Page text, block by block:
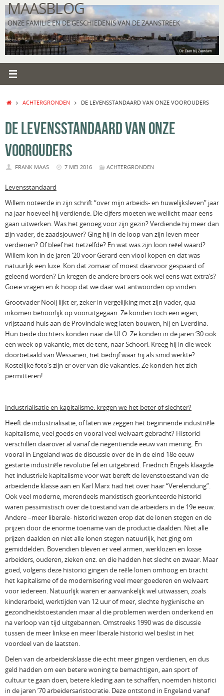
Ga
naar
de
inhoud
MAASBLOG
ONZE FAMILIE EN DE GESCHIEDENIS VAN DE ZAANSTREEK
HOMEACHTERGRONDEN DE LEVENSSTANDAARD VAN ONZE VOOROUDERS
DE LEVENSSTANDAARD VAN ONZE
VOOROUDERS
FRANK MAAS 7 MEI 2016 ACHTERGRONDEN
Levensstandaard
Willem noteerde in zijn schrift “over mijn arbeids- en huwelijksleven” jaar
na jaar hoeveel hij verdiende. Die cijfers moeten we wellicht maar eens
gaan uitwerken. Was het genoeg voor zijn gezin? Verdiende hij meer dan
zijn vader, de zaadsjouwer? Ging hij in de loop van zijn leven meer
verdienen? Of bleef het hetzelfde? En wat was zijn loon reëel waard?
Willem kon in de jaren ’20 voor Gerard een viool kopen en dat was
natuurlijk een luxe. Kon dat zomaar of moest daarvoor gespaard of
geleend worden? En kregen de andere broers ook wel eens wat extra’s?
Goeie vragen en ik hoop dat we daar wat antwoorden op vinden.
Grootvader Nooij lijkt er, zeker in vergelijking met zijn vader, qua
inkomen behoorlijk op vooruitgegaan. Ze konden toch een eigen,
vrijstaand huis aan de Provinciale weg laten bouwen, hij en Everdina.
Hun beide dochters konden naar de ULO. Ze konden in de jaren ‘30 ook
een week op vakantie, met de tent, naar Schoorl. Kreeg hij in die week
doorbetaald van Wessanen, het bedrijf waar hij als smid werkte?
Kostelijke foto’s zijn er over van die vakanties. Ze konden het zich
permitteren!
Industrialisatie en kapitalisme: kregen we het beter of slechter?
Heeft de industrialisatie, of laten we zeggen het beginnende industriële
kapitalisme, veel goeds en vooral veel welvaart gebracht? Historici
verschillen daarover al vanaf de negentiende eeuw van mening. En
vooral in Engeland was de discussie over de in de eind 18e eeuw
gestarte industriële revolutie fel en uitgebreid. Friedrich Engels klaagde
het industriële kapitalisme voor wat bereft de levenstoestand van de
arbeidende klasse aan en Karl Marx had het over haar “Verelendung”.
Ook veel moderne, merendeels marxistisch georiënteerde historici
waren pessimistisch over de toestand van de arbeiders in de 19e eeuw.
Andere –meer liberale- historici wezen erop dat de lonen stegen en de
prijzen door de enorme toename van de productie daalden. Niet alle
prijzen daalden en niet alle lonen stegen natuurlijk, het ging om
gemiddelden. Bovendien bleven er veel armen, werklozen en losse
arbeiders, ouderen, zieken enz. en die hadden het slecht en zwaar. Maar
goed, volgens deze historici gingen de reële lonen omhoog en bracht
het kapitalisme of de modernisering veel meer goederen en welvaart
voor iedereen. Natuurlijk waren er aanvankelijk wel uitwassen, zoals
kinderarbeid, werktijden van 12 uur of meer, slechte hygiënische en
gezondheidstoestanden maar al die problemen werden onderkend en
na verloop van tijd uitgebannen. Omstreeks 1990 was de discussie
tussen de meer linkse en meer liberale historici wel beslist in het
voordeel van de laatsten.
Delen van de arbeidersklasse die echt meer gingen verdienen, en dus
geld hadden om een betere woning te bemachtigen, aan sport of
cultuur te gaan doen, betere kleding aan te schaffen, noemden historici
in de jaren ’70 arbeidersaristocratie. Deze ontstond in Engeland vanaf